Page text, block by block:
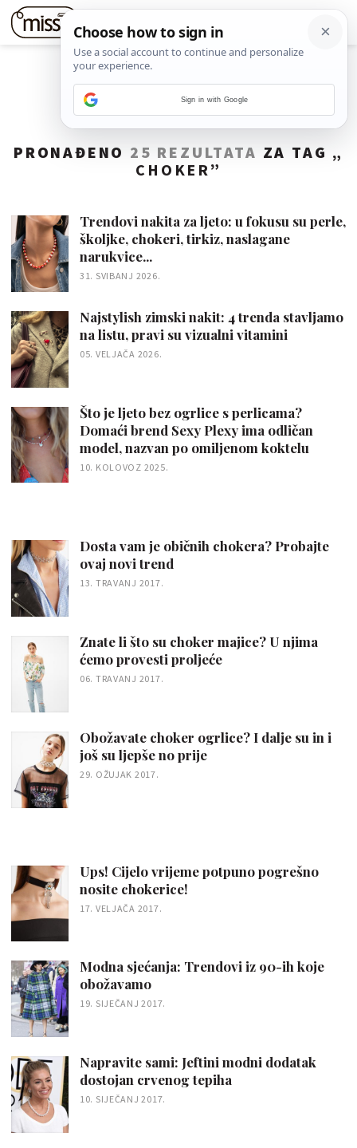
PRONAĐENO 25 REZULTATA ZA TAG „
CHOKER”
Trendovi nakita za ljeto: u fokusu su perle,
školjke, chokeri, tirkiz, naslagane
narukvice...
31. SVIBANJ 2026.
Najstylish zimski nakit: 4 trenda stavljamo
na listu, pravi su vizualni vitamini
05. VELJAČA 2026.
Što je ljeto bez ogrlice s perlicama?
Domaći brend Sexy Plexy ima odličan
model, nazvan po omiljenom koktelu
10. KOLOVOZ 2025.
Dosta vam je običnih chokera? Probajte
ovaj novi trend
13. TRAVANJ 2017.
Znate li što su choker majice? U njima
ćemo provesti proljeće
06. TRAVANJ 2017.
Obožavate choker ogrlice? I dalje su in i
još su ljepše no prije
29. OŽUJAK 2017.
Ups! Cijelo vrijeme potpuno pogrešno
nosite chokerice!
17. VELJAČA 2017.
Modna sjećanja: Trendovi iz 90-ih koje
obožavamo
19. SIJEČANJ 2017.
Napravite sami: Jeftini modni dodatak
dostojan crvenog tepiha
10. SIJEČANJ 2017.
Sign in with Google